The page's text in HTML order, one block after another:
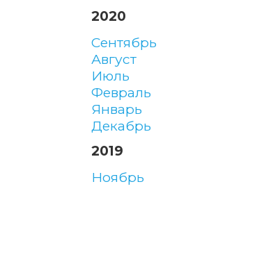
2020
сентябрь
август
июль
февраль
январь
декабрь
2019
ноябрь